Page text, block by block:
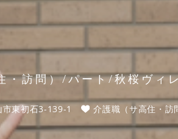
・訪問）/パート/秋桜ヴィ
市東初石3-139-1 介護職（サ高住・